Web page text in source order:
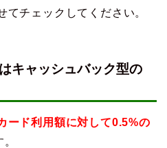
てチェックしてください。
キャッシュバック型の
ード利用額に対して0.5%の